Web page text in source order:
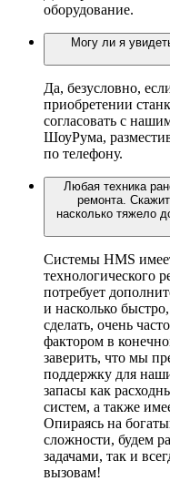
оборудование.
Могу ли я
Да, безусловно,
приобретении
согласовать с
ШоуРума,
по телефону.
Любая техника
ремонта.
насколько тяжело
Системы HMS
технологического
потребует
и насколько
сделать, очень
фактором в
заверить, что мы
поддержку для
запасы как
систем, а также
Опираясь на
сложности, будем
задачами, так и
вызовам!